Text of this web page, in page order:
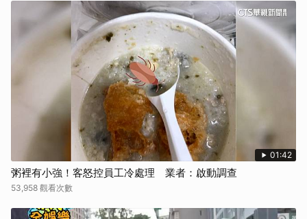
01:42
粥裡有小強！客怒控員工冷處理 業者：啟動調查
53,958 觀看次數